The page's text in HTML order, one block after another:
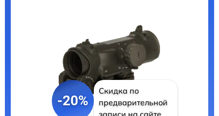
-20%
Скидка по
предварительной